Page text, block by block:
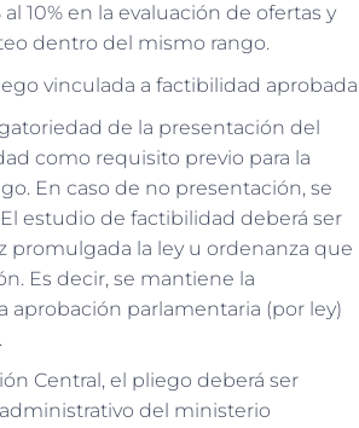
10% en la evaluación de ofertas y
dentro del mismo rango.
vinculada a factibilidad aprobada
de la presentación del
como requisito previo para la
En caso de no presentación, se
estudio de factibilidad deberá ser
promulgada la ley u ordenanza que
Es decir, se mantiene la
aprobación parlamentaria (por ley)
Central, el pliego deberá ser
del ministerio